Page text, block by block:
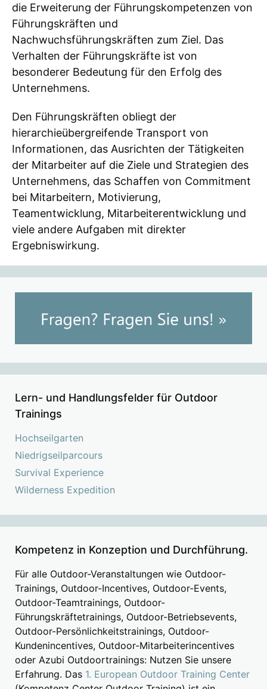
die Erweiterung der Führungskompetenzen von
Führungskräften und
Nachwuchsführungskräften zum Ziel. Das
Verhalten der Führungskräfte ist von
besonderer Bedeutung für den Erfolg des
Unternehmens.
Den Führungskräften obliegt der
hierarchieübergreifende Transport von
Informationen, das Ausrichten der Tätigkeiten
der Mitarbeiter auf die Ziele und Strategien des
Unternehmens, das Schaffen von Commitment
bei Mitarbeitern, Motivierung,
Teamentwicklung, Mitarbeiterentwicklung und
viele andere Aufgaben mit direkter
Ergebniswirkung.
Lern- und Handlungsfelder für Outdoor
Trainings
Hochseilgarten
Niedrigseilparcours
Survival Experience
Wilderness Expedition
Kompetenz in Konzeption und Durchführung.
Für alle Outdoor-Veranstaltungen wie Outdoor-
Trainings, Outdoor-Incentives, Outdoor-Events,
Outdoor-Teamtrainings, Outdoor-
Führungskräftetrainings, Outdoor-Betriebsevents,
Outdoor-Persönlichkeitstrainings, Outdoor-
Kundenincentives, Outdoor-Mitarbeiterincentives
oder Azubi Outdoortrainings: Nutzen Sie unsere
Erfahrung. Das 1. European Outdoor Training Center